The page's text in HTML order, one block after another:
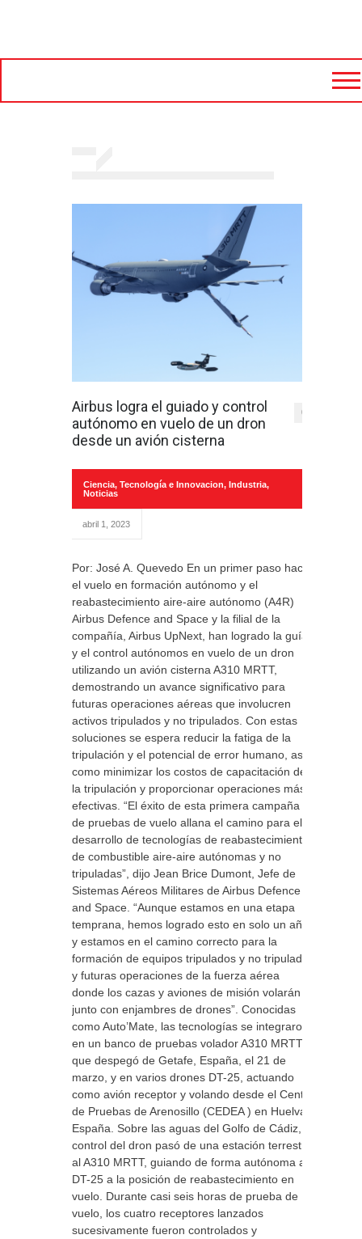
Airbus logra el guiado y control
autónomo en vuelo de un dron
desde un avión cisterna
0
Ciencia, Tecnología e Innovacion, Industria,
Noticias
abril 1, 2023
Por: José A. Quevedo En un primer paso hacia
el vuelo en formación autónomo y el
reabastecimiento aire-aire autónomo (A4R)
Airbus Defence and Space y la filial de la
compañía, Airbus UpNext, han logrado la guía
y el control autónomos en vuelo de un dron
utilizando un avión cisterna A310 MRTT,
demostrando un avance significativo para
futuras operaciones aéreas que involucren
activos tripulados y no tripulados. Con estas
soluciones se espera reducir la fatiga de la
tripulación y el potencial de error humano, así
como minimizar los costos de capacitación de
la tripulación y proporcionar operaciones más
efectivas. “El éxito de esta primera campaña
de pruebas de vuelo allana el camino para el
desarrollo de tecnologías de reabastecimiento
de combustible aire-aire autónomas y no
tripuladas”, dijo Jean Brice Dumont, Jefe de
Sistemas Aéreos Militares de Airbus Defence
and Space. “Aunque estamos en una etapa
temprana, hemos logrado esto en solo un año
y estamos en el camino correcto para la
formación de equipos tripulados y no tripulados
y futuras operaciones de la fuerza aérea
donde los cazas y aviones de misión volarán
junto con enjambres de drones”. Conocidas
como Auto’Mate, las tecnologías se integraron
en un banco de pruebas volador A310 MRTT,
que despegó de Getafe, España, el 21 de
marzo, y en varios drones DT-25, actuando
como avión receptor y volando desde el Centro
de Pruebas de Arenosillo (CEDEA ) en Huelva,
España. Sobre las aguas del Golfo de Cádiz, el
control del dron pasó de una estación terrestre
al A310 MRTT, guiando de forma autónoma al
DT-25 a la posición de reabastecimiento en
vuelo. Durante casi seis horas de prueba de
vuelo, los cuatro receptores lanzados
sucesivamente fueron controlados y